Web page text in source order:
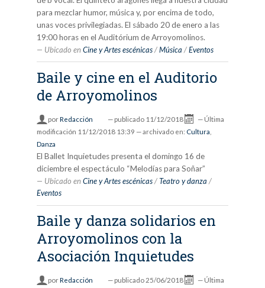
para mezclar humor, música y, por encima de todo,
unas voces privilegiadas. El sábado 20 de enero a las
19:00 horas en el Auditórium de Arroyomolinos.
Ubicado en Cine y Artes escénicas /Música /Eventos
Baile y cine en el Auditorio
de Arroyomolinos
porRedacción — publicado 11/12/2018 — Última
modificación 11/12/2018 13:39 — archivado en: Cultura
Danza
El Ballet Inquietudes presenta el domingo 16 de
diciembre el espectáculo “Melodías para Soñar”
Ubicado en Cine y Artes escénicas /Teatro y danza /
Eventos
Baile y danza solidarios en
Arroyomolinos con la
Asociación Inquietudes
porRedacción — publicado 25/06/2018 — Última